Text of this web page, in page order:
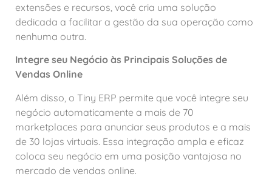
extensões e recursos, você cria uma solução
dedicada a facilitar a gestão da sua operação como
nenhuma outra.
Integre seu Negócio às Principais Soluções de
Vendas Online
Além disso, o Tiny ERP permite que você integre seu
negócio automaticamente a mais de 70
marketplaces para anunciar seus produtos e a mais
de 30 lojas virtuais. Essa integração ampla e eficaz
coloca seu negócio em uma posição vantajosa no
mercado de vendas online.